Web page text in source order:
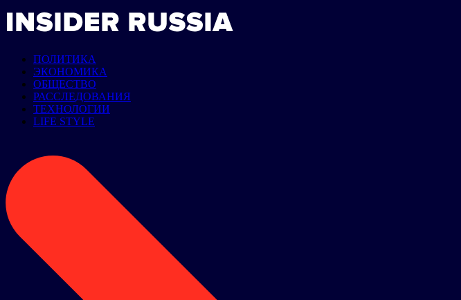
ПОЛИТИКА
ЭКОНОМИКА
ОБЩЕСТВО
РАССЛЕДОВАНИЯ
ТЕХНОЛОГИИ
LIFE STYLE